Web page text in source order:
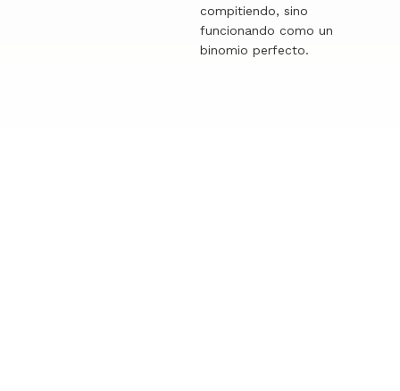
compitiendo, sino
funcionando como un
binomio perfecto.